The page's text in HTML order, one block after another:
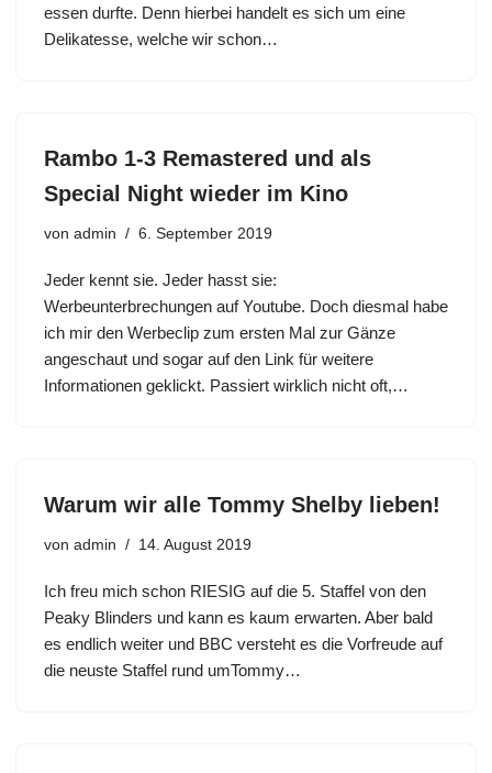
essen durfte. Denn hierbei handelt es sich um eine
Delikatesse, welche wir schon…
Rambo 1-3 Remastered und als
Special Night wieder im Kino
von admin 6. September 2019
Jeder kennt sie. Jeder hasst sie:
Werbeunterbrechungen auf Youtube. Doch diesmal habe
ich mir den Werbeclip zum ersten Mal zur Gänze
angeschaut und sogar auf den Link für weitere
Informationen geklickt. Passiert wirklich nicht oft,…
Warum wir alle Tommy Shelby lieben!
von admin 14. August 2019
Ich freu mich schon RIESIG auf die 5. Staffel von den
Peaky Blinders und kann es kaum erwarten. Aber bald
es endlich weiter und BBC versteht es die Vorfreude auf
die neuste Staffel rund umTommy…